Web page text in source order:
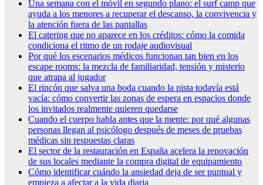
Una semana con el móvil en segundo plano: el surf camp que
ayuda a los menores a recuperar el descanso, la convivencia y
la atención fuera de las pantallas
El catering que no aparece en los créditos: cómo la comida
condiciona el ritmo de un rodaje audiovisual
Por qué los escenarios médicos funcionan tan bien en los
escape rooms: la mezcla de familiaridad, tensión y misterio
que atrapa al jugador
El rincón que salva una boda cuando la pista todavía está
vacía: cómo convertir las zonas de espera en espacios donde
los invitados realmente quieren quedarse
Cuando el cuerpo habla antes que la mente: por qué algunas
personas llegan al psicólogo después de meses de pruebas
médicas sin respuestas claras
El sector de la restauración en España acelera la renovación
de sus locales mediante la compra digital de equipamiento
Cómo identificar cuándo la ansiedad deja de ser puntual y
empieza a afectar a la vida diaria